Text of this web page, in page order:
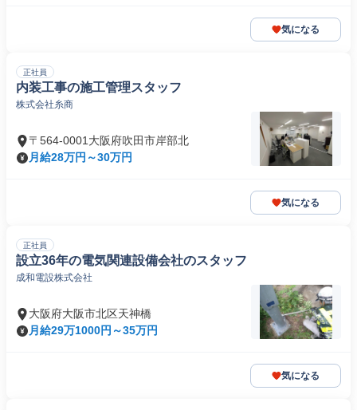
気になる
正社員
内装工事の施工管理スタッフ
株式会社糸商
〒564-0001大阪府吹田市岸部北
月給28万円～30万円
気になる
正社員
設立36年の電気関連設備会社のスタッフ
成和電設株式会社
大阪府大阪市北区天神橋
月給29万1000円～35万円
気になる